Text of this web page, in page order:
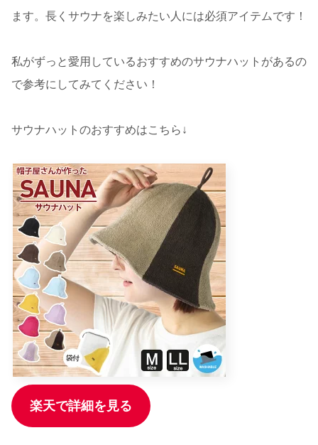
ます。長くサウナを楽しみたい人には必須アイテムです！
私がずっと愛用しているおすすめのサウナハットがあるの
で参考にしてみてください！
サウナハットのおすすめはこちら↓
楽天で詳細を見る